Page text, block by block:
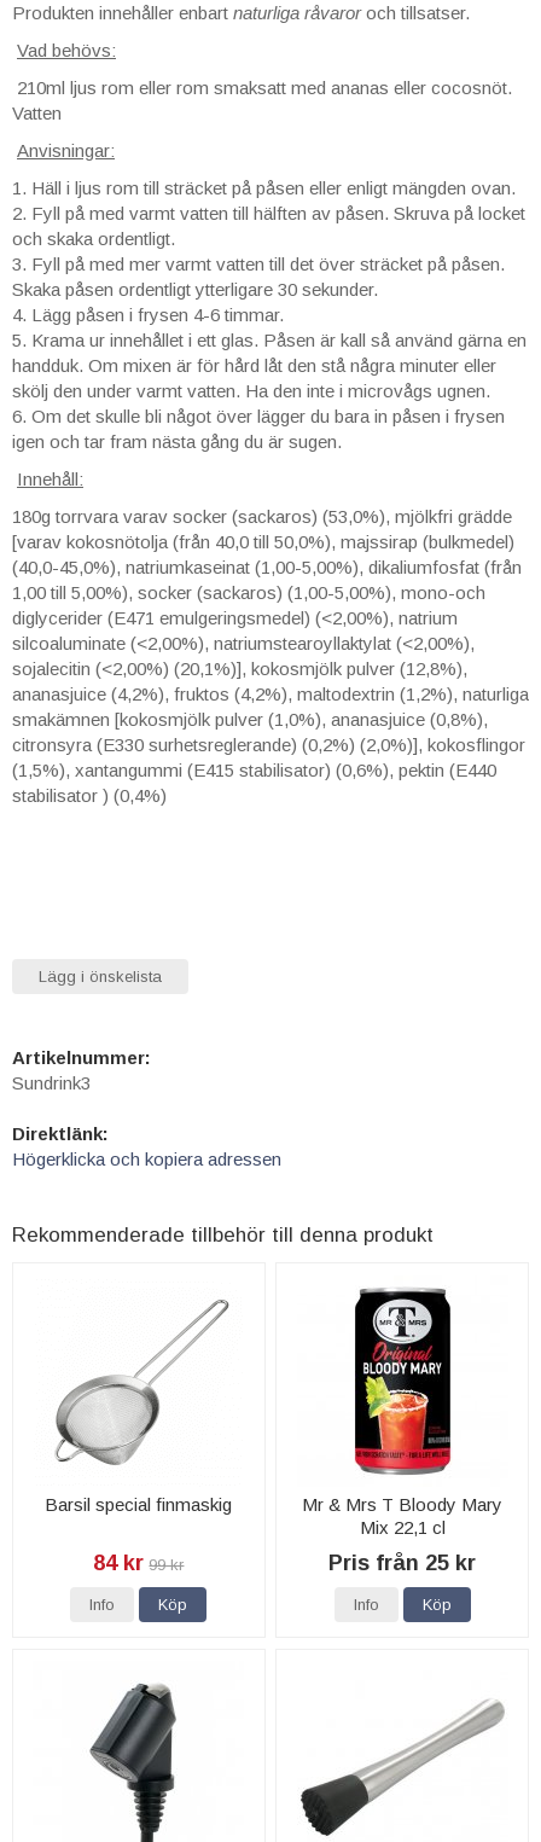
Produkten innehåller enbart naturliga råvaroroch tillsatser.
Vad behövs:
210ml ljus rom eller rom smaksatt med ananas eller cocosnöt.
Vatten
Anvisningar:
1. Häll i ljus rom till sträcket på påsen eller enligt mängden ovan.
2. Fyll på med varmt vatten till hälften av påsen. Skruva på locket
och skaka ordentligt.
3. Fyll på med mer varmt vatten till det över sträcket på påsen.
Skaka påsen ordentligt ytterligare 30 sekunder.
4. Lägg påsen i frysen 4-6 timmar.
5. Krama ur innehållet i ett glas. Påsen är kall så använd gärna en
handduk. Om mixen är för hård låt den stå några minuter eller
skölj den under varmt vatten. Ha den inte i microvågs ugnen.
6. Om det skulle bli något över lägger du bara in påsen i frysen
igen och tar fram nästa gång du är sugen.
Innehåll:
180g torrvara varav socker (sackaros) (53,0%), mjölkfri grädde
[varav kokosnötolja (från 40,0 till 50,0%), majssirap (bulkmedel)
(40,0-45,0%), natriumkaseinat (1,00-5,00%), dikaliumfosfat (från
1,00 till 5,00%), socker (sackaros) (1,00-5,00%), mono-och
diglycerider (E471 emulgeringsmedel) (<2,00%), natrium
silcoaluminate (<2,00%), natriumstearoyllaktylat (<2,00%),
sojalecitin (<2,00%) (20,1%)], kokosmjölk pulver (12,8%),
ananasjuice (4,2%), fruktos (4,2%), maltodextrin (1,2%), naturliga
smakämnen [kokosmjölk pulver (1,0%), ananasjuice (0,8%),
citronsyra (E330 surhetsreglerande) (0,2%) (2,0%)], kokosflingor
(1,5%), xantangummi (E415 stabilisator) (0,6%), pektin (E440
stabilisator ) (0,4%)
Lägg i önskelista
Artikelnummer:
Sundrink3
Direktlänk:
Högerklicka och kopiera adressen
Rekommenderade tillbehör till denna produkt
Barsil special finmaskig
84 kr 99 kr
Info Köp
Mr & Mrs T Bloody Mary
Mix 22,1 cl
Pris från 25 kr
Info Köp